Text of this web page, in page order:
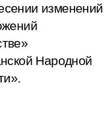
изменений
Народной